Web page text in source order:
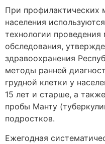
При профилактических
населения
технологии проведения
обследования,
здравоохранения
методы ранней
грудной клетки у
15 лет и старше, а
пробы Манту
подростков.
Ежегодная